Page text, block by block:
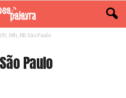
18h, BR São Paulo
Paulo